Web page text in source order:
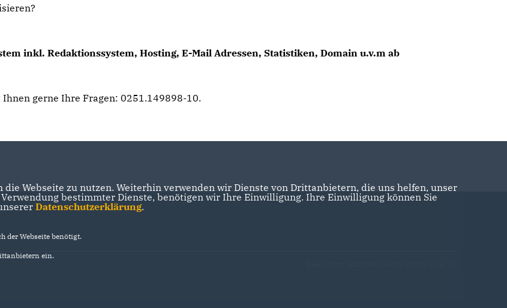
inkl. Redaktionssystem, Hosting, E-Mail Adressen, Statistiken, Domain u.v.m ab
gerne Ihre Fragen: 0251.149898-10.
die Webseite zu nutzen. Weiterhin verwenden wir Dienste von Drittanbietern, die uns helfen, unser
bestimmter Dienste, benötigen wir Ihre Einwilligung. Ihre Einwilligung können Sie
Datenschutzerklärung.
der Webseite benötigt.
ein.